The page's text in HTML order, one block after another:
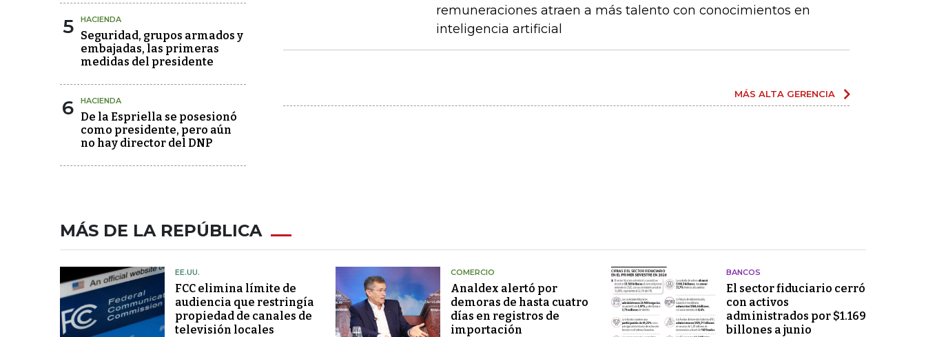
5 HACIENDA
Seguridad, grupos armados y
embajadas, las primeras
medidas del presidente
6 HACIENDA
De la Espriella se posesionó
como presidente, pero aún
no hay director del DNP
remuneraciones atraen a más talento con conocimientos en
inteligencia artificial
MÁS ALTA GERENCIA
MÁS DE LA REPÚBLICA
EE.UU.
FCC elimina límite de
audiencia que restringía
propiedad de canales de
televisión locales
COMERCIO
Analdex alertó por
demoras de hasta cuatro
días en registros de
importación
BANCOS
El sector fiduciario cerró
con activos
administrados por $1.169
billones a junio